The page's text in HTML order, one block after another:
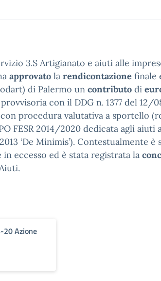
3.S Artigianato e aiuti alle
approvato la rendicontazione finale
di Palermo un contributo di
con il DDG n. 1377 del 12/
procedura valutativa a sportello
FESR 2014/2020 dedicata agli aiuti
‘De Minimis’). Contestualmente è
in eccesso ed è stata registrata la
20 Azione